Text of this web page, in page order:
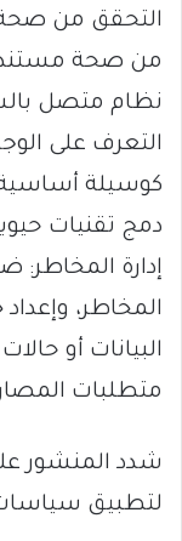
التحقق من
من صحة
نظام متصل
التعرف على
كوسيلة أساسية
دمج تقنيات
إدارة المخاطر:
المخاطر،
البيانات أو
متطلبات
شدد المنشور
لتطبيق